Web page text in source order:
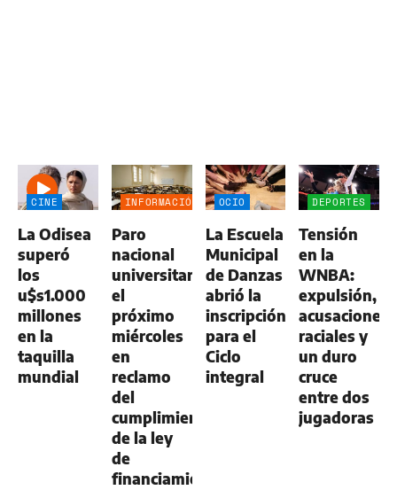
CINE
La Odisea
superó
los
u$s1.000
millones
en la
taquilla
mundial
INFORMACIÓN
Paro
nacional
universitario
el
próximo
miércoles
en
reclamo
del
cumplimiento
de la ley
de
financiamiento
OCIO
La Escuela
Municipal
de Danzas
abrió la
inscripción
para el
Ciclo
integral
DEPORTES
Tensión
en la
WNBA:
expulsión,
acusaciones
raciales y
un duro
cruce
entre dos
jugadoras